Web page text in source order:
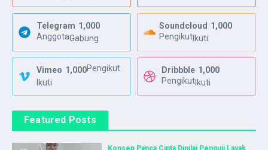
Telegram 1,000
AnggotaGabung
Soundcloud 1,000
Pengikut Ikuti
Vimeo 1,000Pengikut
Ikuti
Dribbble 1,000
Pengikut Ikuti
Featured Posts